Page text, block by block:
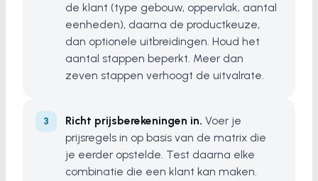
de klant (type gebouw, oppervlak, aantal
eenheden), daarna de productkeuze,
dan optionele uitbreidingen. Houd het
aantal stappen beperkt. Meer dan
zeven stappen verhoogt de uitvalrate.
Richt prijsberekeningen in. Voer je
prijsregels in op basis van de matrix die
je eerder opstelde. Test daarna elke
combinatie die een klant kan maken.